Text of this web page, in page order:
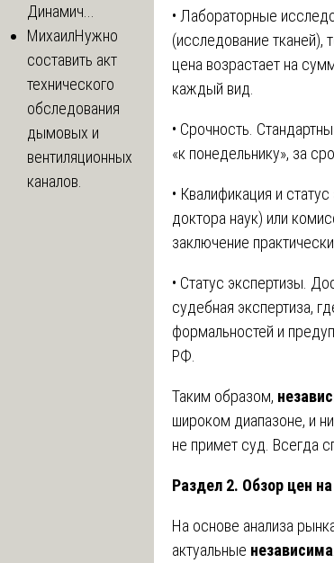
• Лабораторные
(исследование тканей),
цена возрастает на
каждый вид.
• Срочность.
«к понедельнику», за
• Квалификация и
доктора наук) или
заключение
• Статус экспертизы.
судебная экспертиза,
формальностей и
РФ.
Таким образом,
широком диапазоне, и
не примет суд. Всегда
Раздел 2. Обзор цен
На основе анализа
актуальные
Динамич...
МихаилНужно
составить акт
технического
обследования
дымовых и
вентиляционных
каналов.